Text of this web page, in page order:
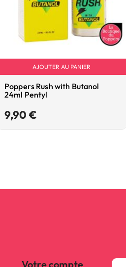
AJOUTER AU PANIER
Poppers Rush with Butanol
24ml Pentyl
9,90 €Prix
Votre compte